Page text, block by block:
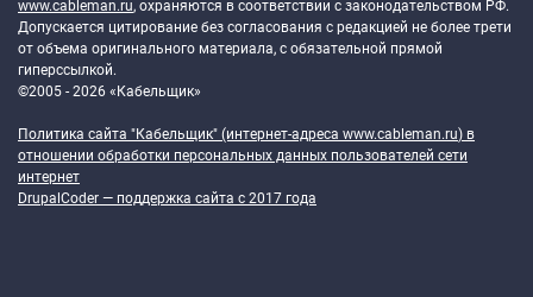
www.cableman.ru, охраняются в соответствии с законодательством РФ.
Допускается цитирование без согласования с редакцией не более трети
от объема оригинального материала, с обязательной прямой
гиперссылкой.
©2005 - 2026 «Кабельщик»
Политика сайта "Кабельщик" (интернет-адреса www.cableman.ru) в
отношении обработки персональных данных пользователей сети
интернет
DrupalCoder — поддержка сайта c 2017 года